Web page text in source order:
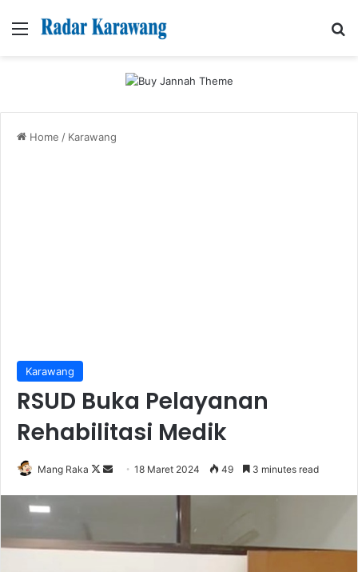
Menu
Home / Karawang
Karawang
RSUD Buka Pelayanan
Rehabilitasi Medik
Mang Raka
Follow
Send18 Maret 2024 49 3 minutes read